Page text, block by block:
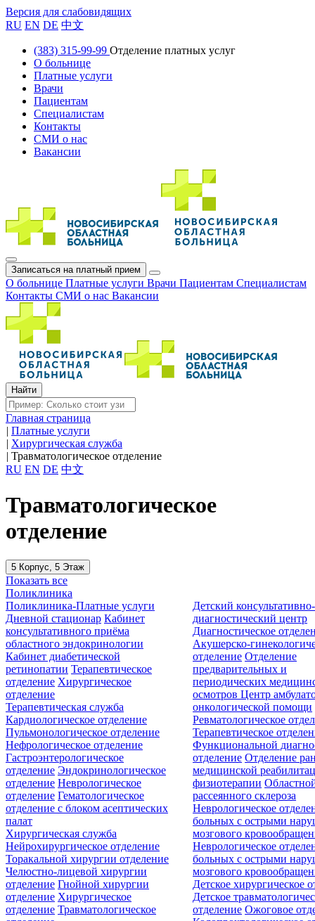
Версия для слабовидящих
RU EN DE 中文
(383) 315-99-99 Отделение платных услуг
О больнице
Платные услуги
Врачи
Пациентам
Специалистам
Контакты
СМИ о нас
Вакансии
Записаться на платный прием
О больнице Платные услуги Врачи Пациентам Специалистам
Контакты СМИ о нас Вакансии
Главная страница
| Платные услуги
| Хирургическая служба
| Травматологическое отделение
RU EN DE 中文
Травматологическое
отделение
5 Корпус, 5 Этаж
Показать все
Поликлиника
Поликлиника-Платные услуги
Дневной стационар Кабинет
консультативного приёма
областного эндокринологии
Кабинет диабетической
ретинопатии Терапевтическое
отделение Хирургическое
отделение
Детский консультативно-
диагностический центр
Диагностическое
Акушерско-
отделение Отделение
предварительных и
периодических
осмотровЦентр
онкологической помощи
Терапевтическая служба
Кардиологическое отделение
Пульмонологическое отделение
Нефрологическое отделение
Гастроэнтерологическое
отделение Эндокринологическое
отделение Неврологическое
отделение Гематологическое
отделение c блоком асептических
палат
Ревматологическое
Терапевтическое
Функциональной
отделение Отделение
медицинской
физиотерапии
рассеянного склероза
Неврологическое
больных с острыми
мозгового
Неврологическое
больных с острыми
мозгового
Хирургическая служба
Нейрохирургическое отделение
Торакальной хирургии отделение
Челюстно-лицевой хирургии
отделение Гнойной хирургии
отделение Хирургическое
отделение Травматологическое
Детское хирургическое
Детское
отделение Ожоговое